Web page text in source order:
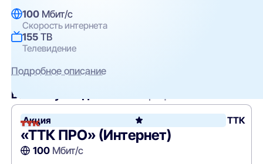
100 Мбит/с
Скорость интернета
155 ТВ
Телевидение
Подробное описание
Вам могут подойти
Акция ТТК
«ТТК ПРО» (Интернет)
100Мбит/с